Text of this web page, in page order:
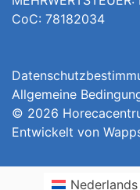
CoC: 78182034
Allgemeine
© 2026
Entwickelt von
Nederlands